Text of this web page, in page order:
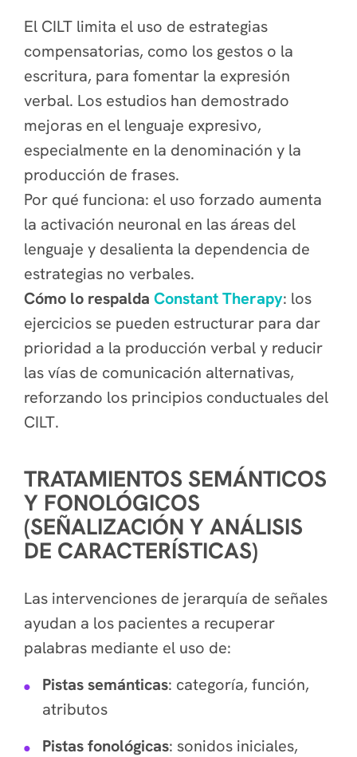
El CILT limita el uso de estrategias
compensatorias, como los gestos o la
escritura, para fomentar la expresión
verbal. Los estudios han demostrado
mejoras en el lenguaje expresivo,
especialmente en la denominación y la
producción de frases.
Por qué funciona: el uso forzado aumenta
la activación neuronal en las áreas del
lenguaje y desalienta la dependencia de
estrategias no verbales.
Cómo lo respalda Constant Therapy: los
ejercicios se pueden estructurar para dar
prioridad a la producción verbal y reducir
las vías de comunicación alternativas,
reforzando los principios conductuales del
CILT.
TRATAMIENTOS SEMÁNTICOS
Y FONOLÓGICOS
(SEÑALIZACIÓN Y ANÁLISIS
DE CARACTERÍSTICAS)
Las intervenciones de jerarquía de señales
ayudan a los pacientes a recuperar
palabras mediante el uso de:
Pistas semánticas: categoría, función,
atributos
Pistas fonológicas: sonidos iniciales,